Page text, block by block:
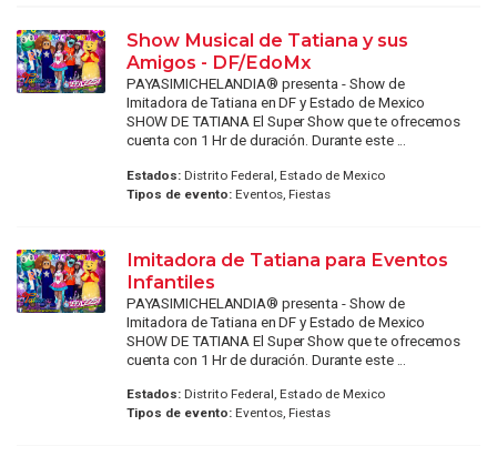
Show Musical de Tatiana y sus
Amigos - DF/EdoMx
PAYASIMICHELANDIA® presenta - Show de
Imitadora de Tatiana en DF y Estado de Mexico
SHOW DE TATIANA El Super Show que te ofrecemos
cuenta con 1 Hr de duración. Durante este ...
Estados:Distrito Federal, Estado de Mexico
Tipos de evento:Eventos, Fiestas
Imitadora de Tatiana para Eventos
Infantiles
PAYASIMICHELANDIA® presenta - Show de
Imitadora de Tatiana en DF y Estado de Mexico
SHOW DE TATIANA El Super Show que te ofrecemos
cuenta con 1 Hr de duración. Durante este ...
Estados:Distrito Federal, Estado de Mexico
Tipos de evento:Eventos, Fiestas